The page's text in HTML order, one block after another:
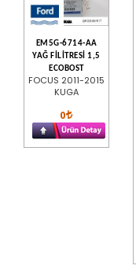
EM5G-6714-AA
YAĞ FİLİTRESİ 1,5
ECOBOST
FOCUS 2011-2015
KUGA
0